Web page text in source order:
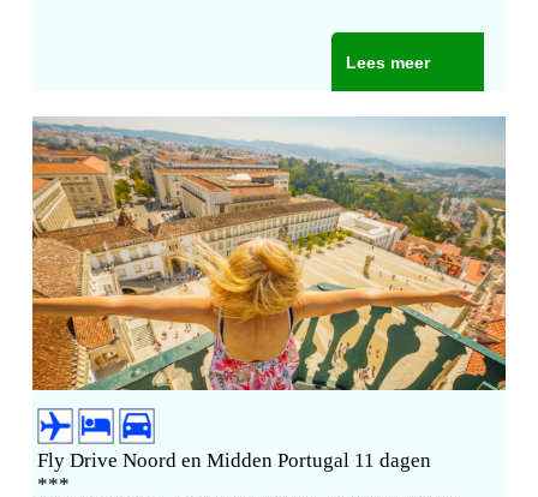
Lees meer
Fly Drive Noord en Midden Portugal 11 dagen
***